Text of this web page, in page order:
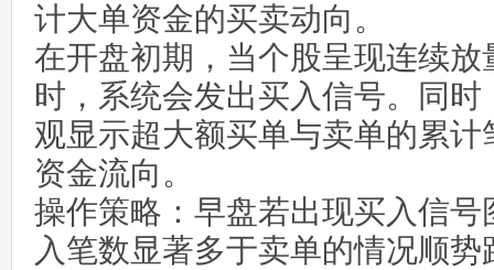
计大单资金的买卖动向。
在开盘初期，当个股呈现连续
时，系统会发出买入信号。同
观显示超大额买单与卖单的累
资金流向。
操作策略：早盘若出现买入信
入笔数显著多于卖单的情况顺